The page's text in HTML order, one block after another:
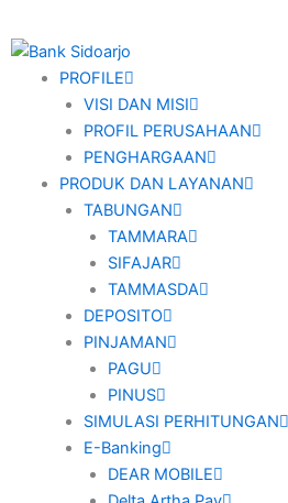
PROFILE
VISI DAN MISI
PROFIL PERUSAHAAN
PENGHARGAAN
PRODUK DAN LAYANAN
TABUNGAN
TAMMARA
SIFAJAR
TAMMASDA
DEPOSITO
PINJAMAN
PAGU
PINUS
SIMULASI PERHITUNGAN
E-Banking
DEAR MOBILE